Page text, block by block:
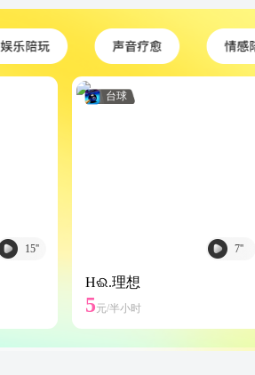
15'' 7''
Hଈ.理想
台球
5元/半小时